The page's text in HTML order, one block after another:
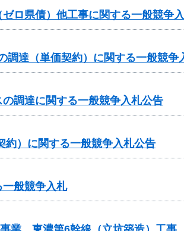
ロ県債）他工事に関する一般競争
調達（単価契約）に関する一般競争
調達に関する一般競争入札公告
約）に関する一般競争入札公告
般競争入札